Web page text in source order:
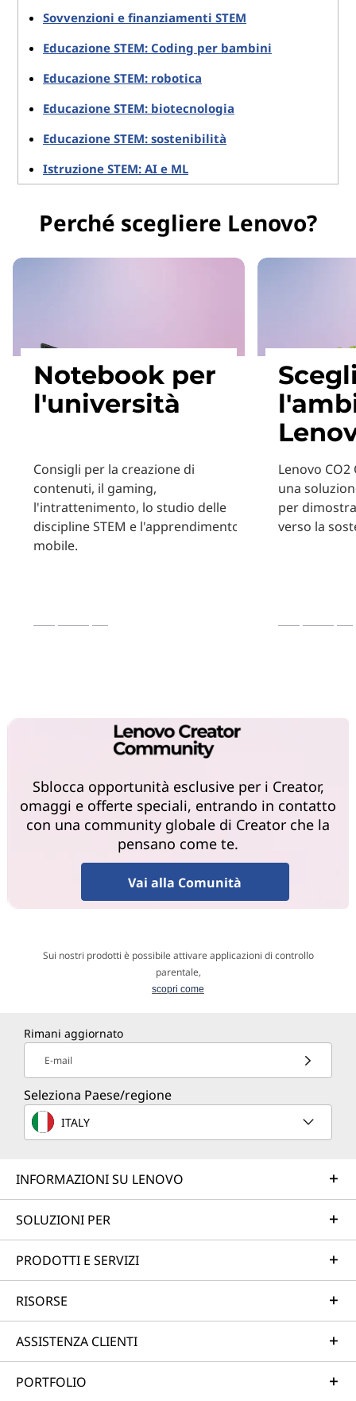
Sovvenzioni e finanziamenti STEM
Educazione STEM: Coding per bambini
Educazione STEM: robotica
Educazione STEM: biotecnologia
Educazione STEM: sostenibilità
Istruzione STEM: AI e ML
Perché scegliere Lenovo?
Notebook per
l'università
Consigli per la creazione di
contenuti, il gaming,
l'intrattenimento, lo studio delle
discipline STEM e l'apprendimento
mobile.
Lenovo
una
per
verso la
Sblocca opportunità esclusive per i Creator,
omaggi e offerte speciali, entrando in contatto
con una community globale di Creator che la
pensano come te.
Vai alla Comunità
Sui nostri prodotti è possibile attivare applicazioni di controllo
parentale,
scopri come
Rimani aggiornato
E-mail
Seleziona Paese/regione
ITALY
INFORMAZIONI SU LENOVO
SOLUZIONI PER
PRODOTTI E SERVIZI
RISORSE
ASSISTENZA CLIENTI
PORTFOLIO